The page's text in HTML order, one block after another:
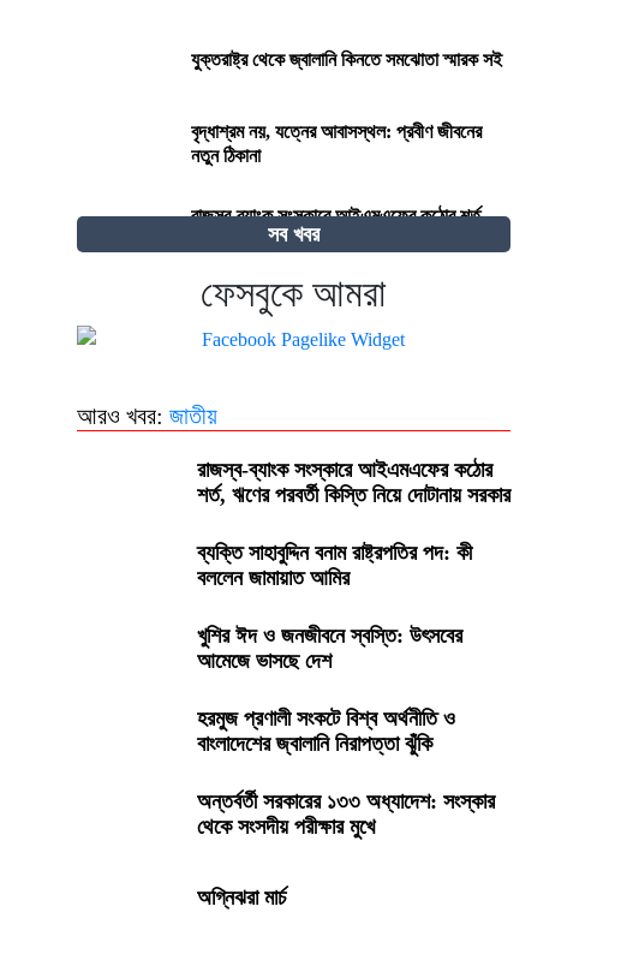
যুক্তরাষ্ট্র থেকে জ্বালানি কিনতে সমঝোতা স্মারক সই
বৃদ্ধাশ্রম নয়, যত্নের আবাসস্থল: প্রবীণ জীবনের
নতুন ঠিকানা
রাজস্ব-ব্যাংক সংস্কারে আইএমএফের কঠোর শর্ত,
ঋণের পরবর্তী কিস্তি নিয়ে দোটানায় সরকার
২৭০ বিলিয়ন ডলার! কার কাছে এই বিশাল ক্ষতিপূরণ
চাইছে ইরান?
খসড়ার ওপর মতামত আহ্বান
জালিম ও মুনাফিকরা কি ধর্মের শত্রু?
ঈদে বেড়ানোর ১০১ টি জায়গা
প্রধান উপদেষ্টার বিশেষ সহকারী হিসাবে নিয়োগ পেলেন
লস এঞ্জেলেসের শেখ মইনউদ্দিন
সন্তান দওক নেওয়ার আইনি প্রক্রিয়া
অমর একুশে গ্রন্থমেলায় ‘‘৩৬শে জুলাই
গণঅভ্যুত্থান’’ গ্রন্থ প্রকাশিত
হাসনাত -সারজিসদের এই আগাম বার্তা না পেলে কি
সব খবর
ফেসবুকে আমরা
আরও খবর: জাতীয়
রাজস্ব-ব্যাংক সংস্কারে আইএমএফের কঠোর
শর্ত, ঋণের পরবর্তী কিস্তি নিয়ে দোটানায় সরকার
ব্যক্তি সাহাবুদ্দিন বনাম রাষ্ট্রপতির পদ: কী
বললেন জামায়াত আমির
খুশির ঈদ ও জনজীবনে স্বস্তি: উৎসবের
আমেজে ভাসছে দেশ
হরমুজ প্রণালী সংকটে বিশ্ব অর্থনীতি ও
বাংলাদেশের জ্বালানি নিরাপত্তা ঝুঁকি
অন্তর্বর্তী সরকারের ১৩৩ অধ্যাদেশ: সংস্কার
থেকে সংসদীয় পরীক্ষার মুখে
অগ্নিঝরা মার্চ